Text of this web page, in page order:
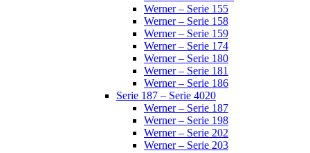
Werner – Serie 155
Werner – Serie 158
Werner – Serie 159
Werner – Serie 174
Werner – Serie 180
Werner – Serie 181
Werner – Serie 186
Serie 187 – Serie 4020
Werner – Serie 187
Werner – Serie 198
Werner – Serie 202
Werner – Serie 203